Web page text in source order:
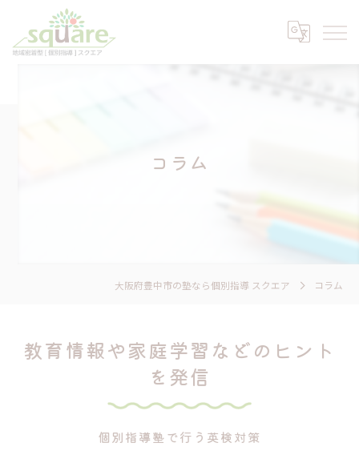
コラム
大阪府豊中市の塾なら個別指導 スクエア コラム
教育情報や家庭学習などのヒント
を発信
個別指導塾で行う英検対策